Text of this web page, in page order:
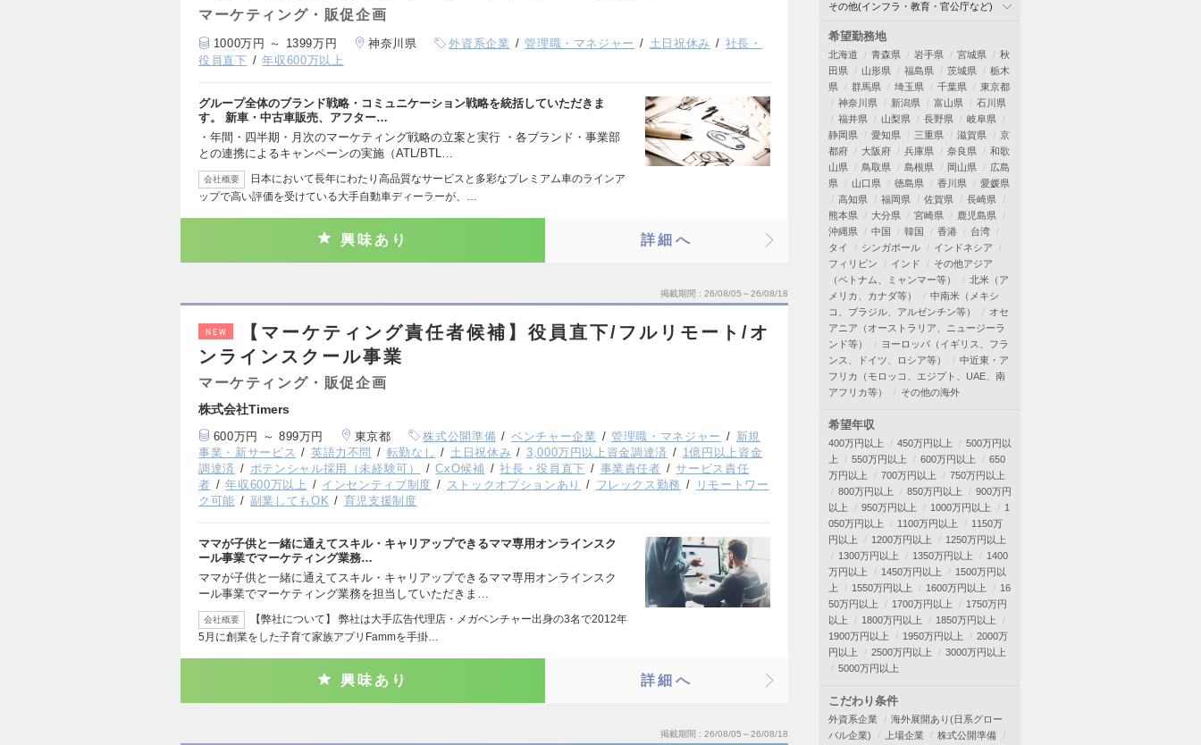
マーケティング・販促企画
1000万円 ～ 1399万円 神奈川県 外資系企業 管理職・マネジャー 土日祝休み
社長・
役員直下
年収600万以上
グループ全体のブランド戦略・コミュニケーション戦略を統括していただきま
す。 新車・中古車販売、アフター…
・年間・四半期・月次のマーケティング戦略の立案と実行 ・各ブランド・事業部
との連携によるキャンペーンの実施（ATL/BTL…
会社概要
日本において長年にわたり高品質なサービスと多彩なプレミアム車のラインア
ップで高い評価を受けている大手自動車ディーラーが、…
興味あり 詳細へ
掲載期間 26/08/05～26/08/18
NEW
【マーケティング責任者候補】役員直下/フルリモート/オ
ンラインスクール事業
マーケティング・販促企画
株式会社Timers
600万円 ～ 899万円 東京都 株式公開準備 ベンチャー企業 管理職・マネジャー
新規
事業・新サービス
英語力不問 転勤なし 土日祝休み 3,000万円以上資金調達済
1億円以上資金
調達済
ポテンシャル採用（未経験可） CxO候補 社長・役員直下 事業責任者
サービス責任
者
年収600万以上 インセンティブ制度 ストックオプションあり フレックス勤務
リモートワー
ク可能
副業してもOK 育児支援制度
ママが子供と一緒に通えてスキル・キャリアップできるママ専用オンラインスク
ール事業でマーケティング業務…
ママが子供と一緒に通えてスキル・キャリアップできるママ専用オンラインスク
ール事業でマーケティング業務を担当していただきま…
会社概要
【弊社について】 弊社は大手広告代理店・メガベンチャー出身の3名で2012年
5月に創業をした子育て家族アプリFammを手掛…
興味あり 詳細へ
掲載期間 26/08/05～26/08/18
その他(インフラ・教育・官公庁など)
希望勤務地
北海道 青森県 岩手県 宮城県
秋
田県
山形県 福島県 茨城県
栃木
県
群馬県 埼玉県 千葉県
東京都
神奈川県
新潟県 富山県
石川県
福井県
山梨県 長野県
岐阜県
静岡県
愛知県 三重県 滋賀県
京
都府
大阪府 兵庫県 奈良県
和歌
山県
鳥取県 島根県 岡山県
広島
県
山口県 徳島県 香川県
愛媛県
高知県
福岡県 佐賀県
長崎県
熊本県
大分県 宮崎県
鹿児島県
沖縄県
中国 韓国 香港
台湾
タイ
シンガポール
インドネシア
フィリピン
インド
その他アジア
（ベトナム、ミャンマー等）
北米（ア
メリカ、カナダ等）
中南米（メキシ
コ、ブラジル、アルゼンチン等）
オセ
アニア（オーストラリア、ニュージーラ
ンド等）
ヨーロッパ（イギリス、フラ
ンス、ドイツ、ロシア等）
中近東・ア
フリカ（モロッコ、エジプト、UAE、南
アフリカ等）
その他の海外
希望年収
400万円以上 450万円以上
500万円以
上
550万円以上 600万円以上
650
万円以上
700万円以上
750万円以上
800万円以上
850万円以上
900万円
以上
950万円以上 1000万円以上
1
050万円以上
1100万円以上
1150万
円以上
1200万円以上
1250万円以上
1300万円以上
1350万円以上
1400
万円以上
1450万円以上
1500万円以
上
1550万円以上 1600万円以上
16
50万円以上
1700万円以上
1750万円
以上
1800万円以上
1850万円以上
1900万円以上
1950万円以上
2000万
円以上
2500万円以上
3000万円以上
5000万円以上
こだわり条件
外資系企業
海外展開あり(日系グロー
バル企業)
上場企業
株式公開準備